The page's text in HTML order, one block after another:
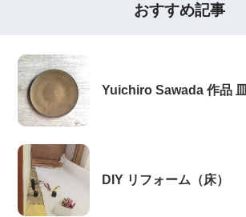
おすすめ記事
Yuichiro Sawada 作品 皿
DIY リフォーム（床）